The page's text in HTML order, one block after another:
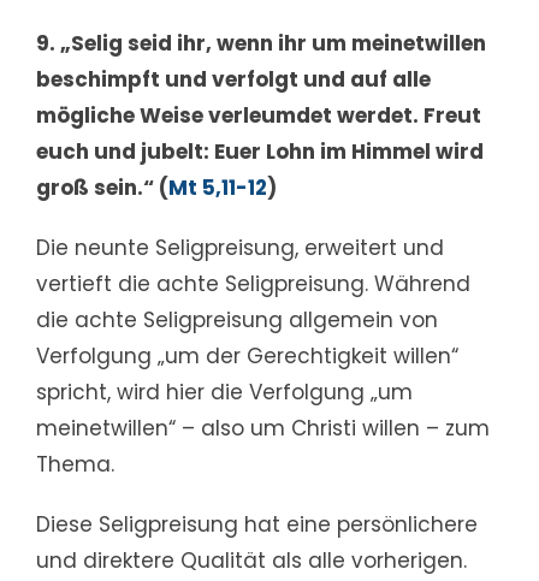
9. „Selig seid ihr, wenn ihr um meinetwillen
beschimpft und verfolgt und auf alle
mögliche Weise verleumdet werdet. Freut
euch und jubelt: Euer Lohn im Himmel wird
groß sein.“ (Mt 5,11-12)
Die neunte Seligpreisung, erweitert und
vertieft die achte Seligpreisung. Während
die achte Seligpreisung allgemein von
Verfolgung „um der Gerechtigkeit willen“
spricht, wird hier die Verfolgung „um
meinetwillen“ – also um Christi willen – zum
Thema.
Diese Seligpreisung hat eine persönlichere
und direktere Qualität als alle vorherigen.